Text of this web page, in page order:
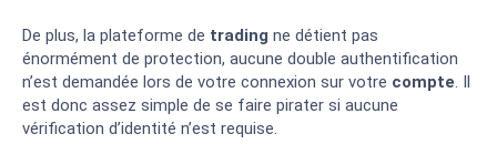
De plus, la plateforme de trading ne détient pas
énormément de protection, aucune double authentification
n’est demandée lors de votre connexion sur votre compte. Il
est donc assez simple de se faire pirater si aucune
vérification d’identité n’est requise.